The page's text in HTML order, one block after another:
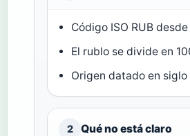
Código ISO RUB
El rublo se divide en
Origen datado en siglo
2 Qué no está claro